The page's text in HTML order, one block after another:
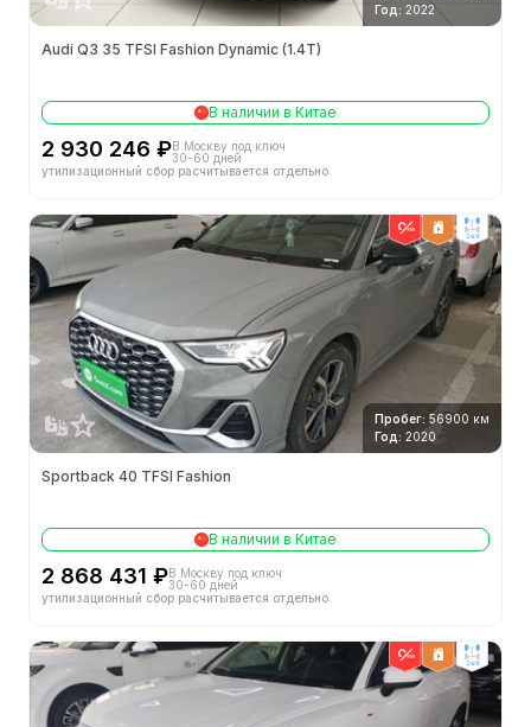
Год: 2022
Audi Q3 35 TFSI Fashion Dynamic (1.4T)
В наличии в Китае
2 930 246 ₽В Москву под ключ
30-60 дней
утилизационный сбор расчитывается отдельно
2wd
Пробег: 56900 км
Год: 2020
Sportback 40 TFSI Fashion
В наличии в Китае
2 868 431 ₽В Москву под ключ
30-60 дней
утилизационный сбор расчитывается отдельно
2wd